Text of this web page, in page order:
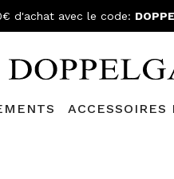
d'achat avec le code:
ACCESSOIRES